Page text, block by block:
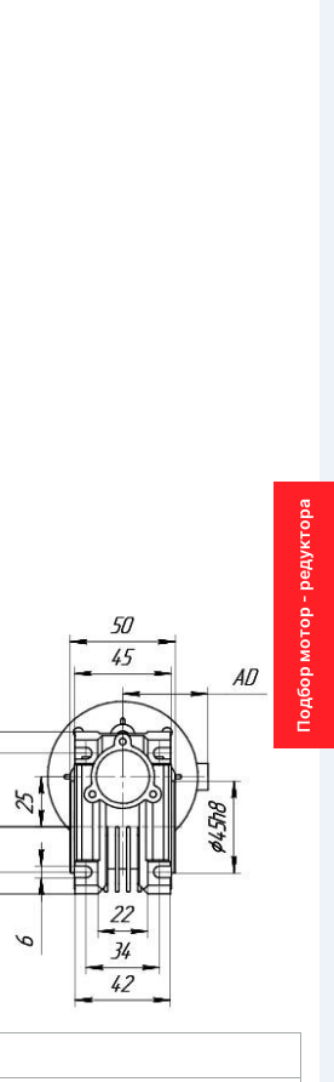
Подбор мотор - редуктора